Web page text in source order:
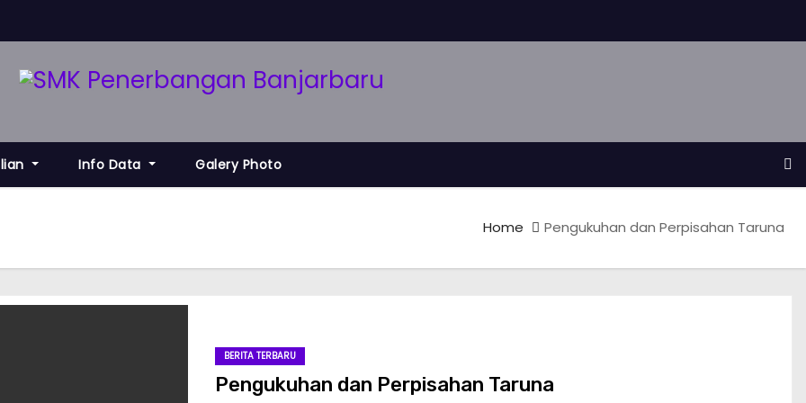
Info Data Galery Photo
Home Pengukuhan dan Perpisahan Taruna
BERITA TERBARU
Pengukuhan dan Perpisahan Taruna